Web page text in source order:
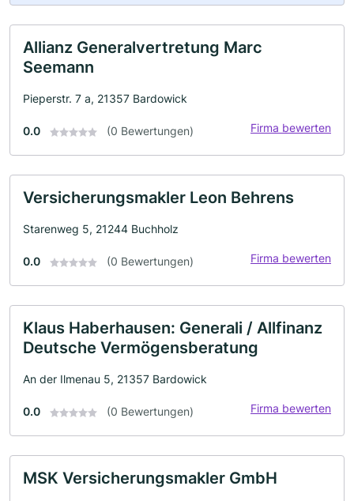
Allianz Generalvertretung Marc
Seemann
Pieperstr. 7 a, 21357 Bardowick
0.0 (0 Bewertungen) Firma bewerten
Versicherungsmakler Leon Behrens
Starenweg 5, 21244 Buchholz
0.0 (0 Bewertungen) Firma bewerten
Klaus Haberhausen: Generali / Allfinanz
Deutsche Vermögensberatung
An der Ilmenau 5, 21357 Bardowick
0.0 (0 Bewertungen) Firma bewerten
MSK Versicherungsmakler GmbH